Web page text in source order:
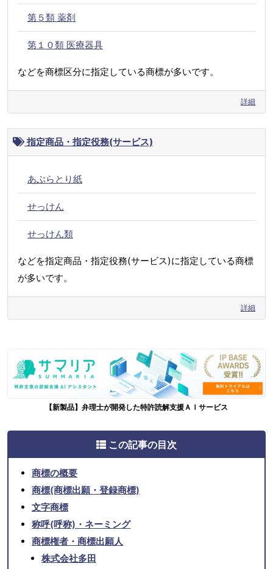
第５類 薬剤
第１０類 医療器具
などを商標区分に指定している商標が多いです。
詳細
指定商品・指定役務(サービス)
あぶらとり紙
せっけん
せっけん類
などを指定商品・指定役務(サービス)に指定している商標
が多いです。
詳細
【新製品】弁理士が開発した特許読解支援ＡＩサービス
この記事の目次
商標の概要
商標(商標出願・登録商標)
文字商標
称呼(呼称)・ネーミング
商標権者・商標出願人
株式会社多田